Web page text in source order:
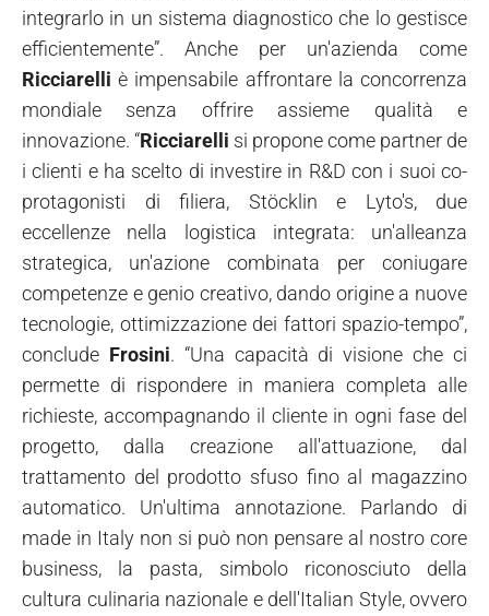
integrarlo in un sistema diagnostico che lo gestisce
efficientemente”. Anche per un'azienda come
Ricciarelli è impensabile affrontare la concorrenza
mondiale senza offrire assieme qualità e
innovazione. “Ricciarelli si propone come partner de
i clienti e ha scelto di investire in R&D con i suoi co-
protagonisti di filiera, Stöcklin e Lyto's, due
eccellenze nella logistica integrata: un'alleanza
strategica, un'azione combinata per coniugare
competenze e genio creativo, dando origine a nuove
tecnologie, ottimizzazione dei fattori spazio-tempo”,
conclude Frosini. “Una capacità di visione che ci
permette di rispondere in maniera completa alle
richieste, accompagnando il cliente in ogni fase del
progetto, dalla creazione all'attuazione, dal
trattamento del prodotto sfuso fino al magazzino
automatico. Un'ultima annotazione. Parlando di
made in Italy non si può non pensare al nostro core
business, la pasta, simbolo riconosciuto della
cultura culinaria nazionale e dell'Italian Style, ovvero